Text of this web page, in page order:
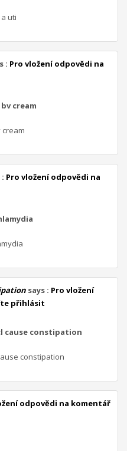
uti
: Pro vložení odpovědi na
cream
Pro vložení odpovědi na
says : Pro vložení
přihlásit
cause constipation
constipation
odpovědi na komentář